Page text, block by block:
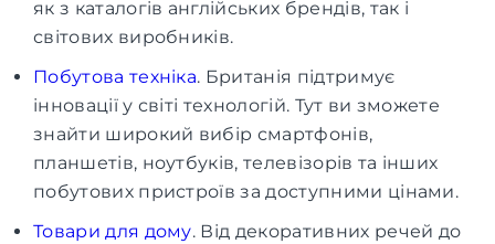
як з каталогів англійських брендів, так і
світових виробників.
Побутова техніка. Британія підтримує
інновації у світі технологій. Тут ви зможете
знайти широкий вибір смартфонів,
планшетів, ноутбуків, телевізорів та інших
побутових пристроїв за доступними цінами.
Товари для дому. Від декоративних речей до